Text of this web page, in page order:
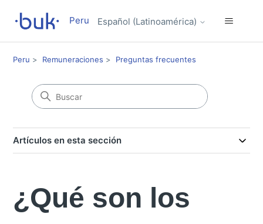
Peru Español (Latinoamérica)
Peru Remuneraciones Preguntas frecuentes
Artículos en esta sección
¿Qué son los